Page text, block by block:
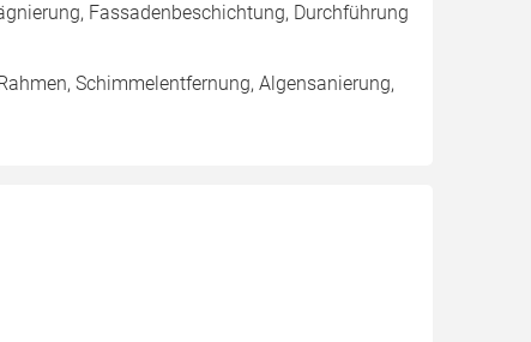
Fassadenbeschichtung, Durchführung
Schimmelentfernung, Algensanierung,